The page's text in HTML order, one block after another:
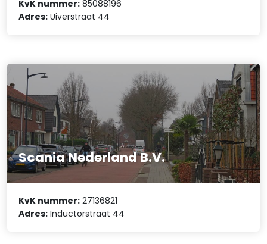
KvK nummer: 85088196
Adres: Uiverstraat 44
Scania Nederland B.V.
KvK nummer: 27136821
Adres: Inductorstraat 44